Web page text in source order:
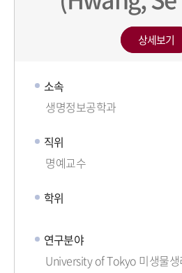
상세보기
소속
생명정보공학과
직위
명예교수
학위
연구분야
University of Tokyo 미생물생